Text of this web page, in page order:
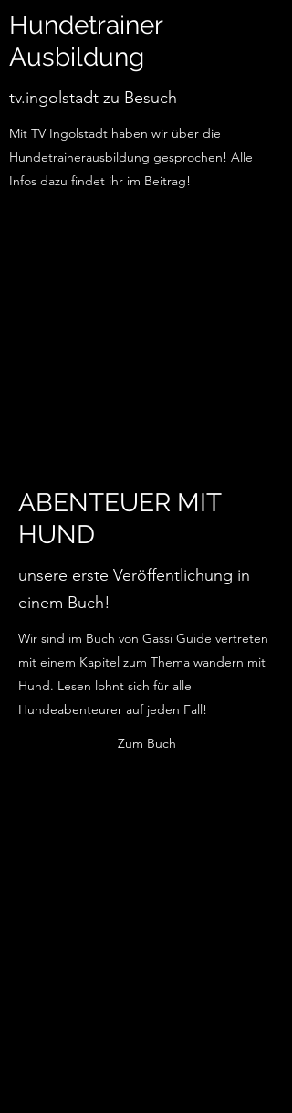
Hundetrainer
Ausbildung
tv.ingolstadt zu Besuch
Mit TV Ingolstadt haben wir über die
Hundetrainerausbildung gesprochen! Alle
Infos dazu findet ihr im Beitrag!
ABENTEUER MIT
HUND
unsere erste Veröffentlichung in
einem Buch!
Wir sind im Buch von Gassi Guide vertreten
mit einem Kapitel zum Thema wandern mit
Hund. Lesen lohnt sich für alle
Hundeabenteurer auf jeden Fall!
Zum Buch